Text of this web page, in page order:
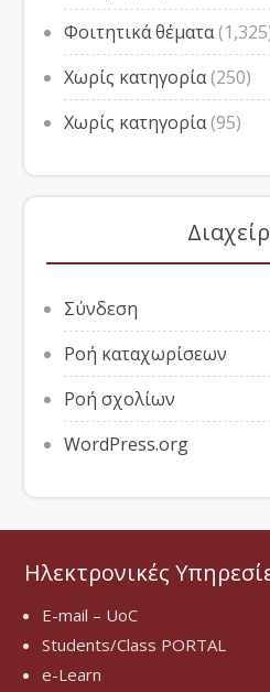
Φοιτητικά θέματα
Χωρίς κατηγορία(250)
Χωρίς κατηγορία(95)
Σύνδεση
Ροή καταχωρίσεων
Ροή σχολίων
WordPress.org
Ηλεκτρονικές
E-mail – UoC
Students/Class PORTAL
e-Learn